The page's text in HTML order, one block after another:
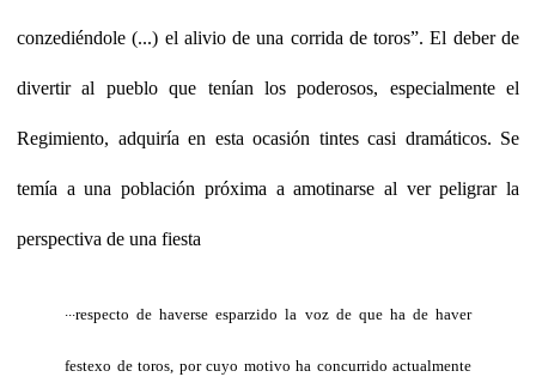
conzediéndole (...) el alivio de una corrida de toros”. El deber de
divertir al pueblo que tenían los poderosos, especialmente el
Regimiento, adquiría en esta ocasión tintes casi dramáticos. Se
temía a una población próxima a amotinarse al ver peligrar la
perspectiva de una fiesta
...respecto de haverse esparzido la voz de que ha de haver
festexo de toros, por cuyo motivo ha concurrido actualmente